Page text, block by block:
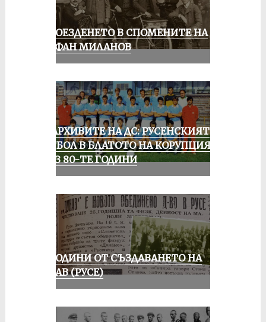
КОЛОЕЗДЕНЕТО В СПОМЕНИТЕ НА
СТЕФАН МИЛАНОВ
ИЗ АРХИВИТЕ НА ДС: РУСЕНСКИЯТ
ФУТБОЛ В БЛАТОТО НА КОРУПЦИЯТА
ПРЕЗ 80-ТЕ ГОДИНИ
70 ГОДИНИ ОТ СЪЗДАВАНЕТО НА
ДУНАВ (РУСЕ)